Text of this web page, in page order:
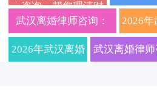
协议离婚、诉
讼离婚、财产
分割、子女抚
事律所教你如何
抚养权财产
一咨询，帮您理清财
产分割与抚养权问
题，安心办理离婚手
分割、
婚官司
师免费咨
武汉离婚律师咨询：
2026年协议离婚与诉讼
2026年
业离婚
2026年武汉离婚 武汉离婚律师